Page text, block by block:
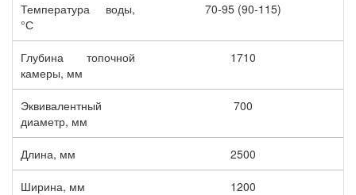
Температура воды,
°С
70-95 (90-115)
Глубина топочной
камеры, мм
1710
Эквивалентный
диаметр, мм
700
Длина, мм 2500
Ширина, мм 1200